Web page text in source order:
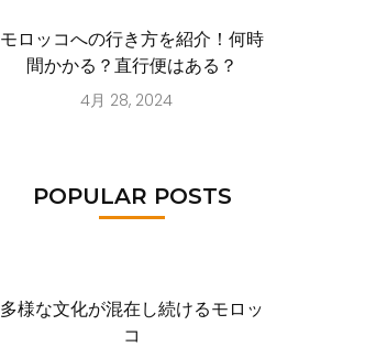
モロッコへの行き方を紹介！何時
間かかる？直行便はある？
4月 28, 2024
POPULAR POSTS
多様な文化が混在し続けるモロッ
コ